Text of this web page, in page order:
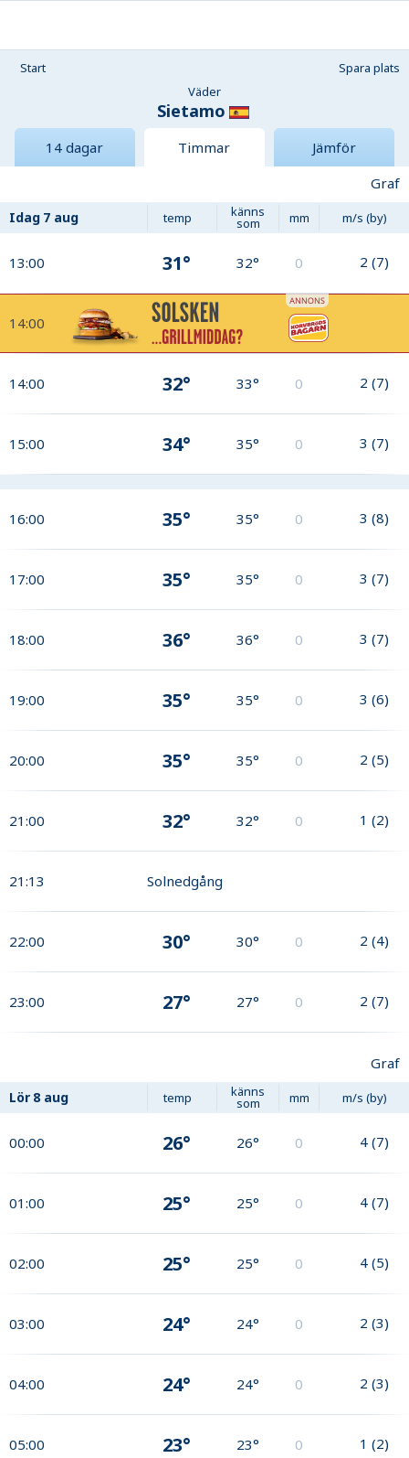
Start
Spara plats
Väder
Sietamo
14 dagar Timmar
Jämför
Graf
Idag 7 aug temp känns
som mm m/s (by)
13:00 31° 32° 0 2 (7)
14:00
14:00 32° 33° 0 2 (7)
15:00 34° 35° 0 3 (7)
16:00 35° 35° 0 3 (8)
17:00 35° 35° 0 3 (7)
18:00 36° 36° 0 3 (7)
19:00 35° 35° 0 3 (6)
20:00 35° 35° 0 2 (5)
21:00 32° 32° 0 1 (2)
21:13 Solnedgång
22:00 30° 30° 0 2 (4)
23:00 27° 27° 0 2 (7)
Graf
Lör 8 aug temp känns
som mm m/s (by)
00:00 26° 26° 0 4 (7)
01:00 25° 25° 0 4 (7)
02:00 25° 25° 0 4 (5)
03:00 24° 24° 0 2 (3)
04:00 24° 24° 0 2 (3)
05:00 23° 23° 0 1 (2)